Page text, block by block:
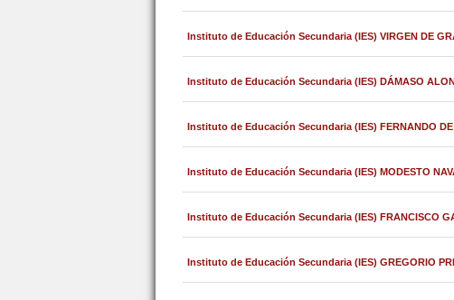
Instituto de Educación Secundaria (IES) VIRGEN DE
Instituto de Educación Secundaria (IES) DÁMASO
Instituto de Educación Secundaria (IES) FERNANDO DE
Instituto de Educación Secundaria (IES) MODESTO
Instituto de Educación Secundaria (IES) FRANCISCO
Instituto de Educación Secundaria (IES) GREGORIO